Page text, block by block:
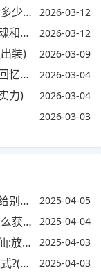
出) 2026-03-12
轮) 2026-03-12
装) 2026-03-09
做) 2026-03-04
力) 2026-03-04
2026-03-03
人) 2025-04-05
候返厂) 2025-04-04
怎么看? 2025-04-03
显示) 2025-04-03